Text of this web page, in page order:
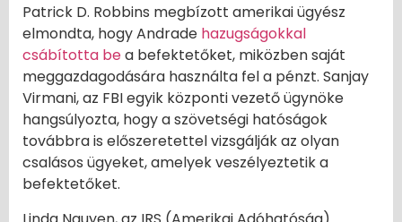
Patrick D. Robbins megbízott amerikai ügyész
elmondta, hogy Andrade hazugságokkal
csábította bea befektetőket, miközben saját
meggazdagodására használta fel a pénzt. Sanjay
Virmani, az FBI egyik központi vezető ügynöke
hangsúlyozta, hogy a szövetségi hatóságok
továbbra is előszeretettel vizsgálják az olyan
csalásos ügyeket, amelyek veszélyeztetik a
befektetőket.